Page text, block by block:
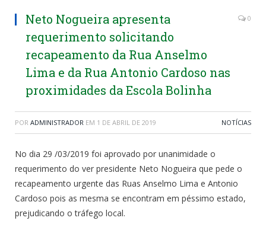
Neto Nogueira apresenta
requerimento solicitando
recapeamento da Rua Anselmo
Lima e da Rua Antonio Cardoso nas
proximidades da Escola Bolinha
0
POR ADMINISTRADOR EM 1 DE ABRIL DE 2019 NOTÍCIAS
No dia 29 /03/2019 foi aprovado por unanimidade o
requerimento do ver presidente Neto Nogueira que pede o
recapeamento urgente das Ruas Anselmo Lima e Antonio
Cardoso pois as mesma se encontram em péssimo estado,
prejudicando o tráfego local.